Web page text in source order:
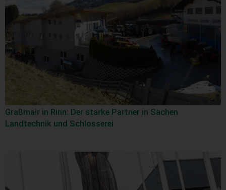
Graßmair in Rinn: Der starke Partner in Sachen
Landtechnik und Schlosserei